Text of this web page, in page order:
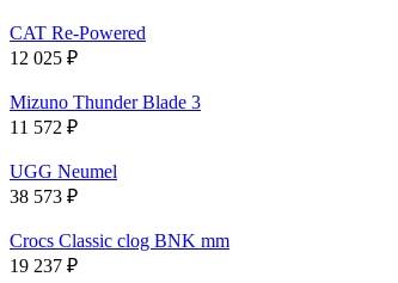
CAT Re-Powered
12 025 ₽
Mizuno Thunder Blade 3
11 572 ₽
UGG Neumel
38 573 ₽
Crocs Classic clog BNK mm
19 237 ₽